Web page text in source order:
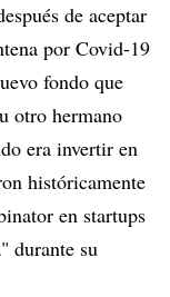
de aceptar
por Covid-19
fondo que
otro hermano
era invertir en
históricamente
en startups
durante su